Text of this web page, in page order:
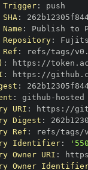
Trigger:
:
:
Repository:
Ref :
: https :
: https : //
:
: github -
URI : https : //
Digest :
Ref :
Identifier:
Owner URI : https
Owner